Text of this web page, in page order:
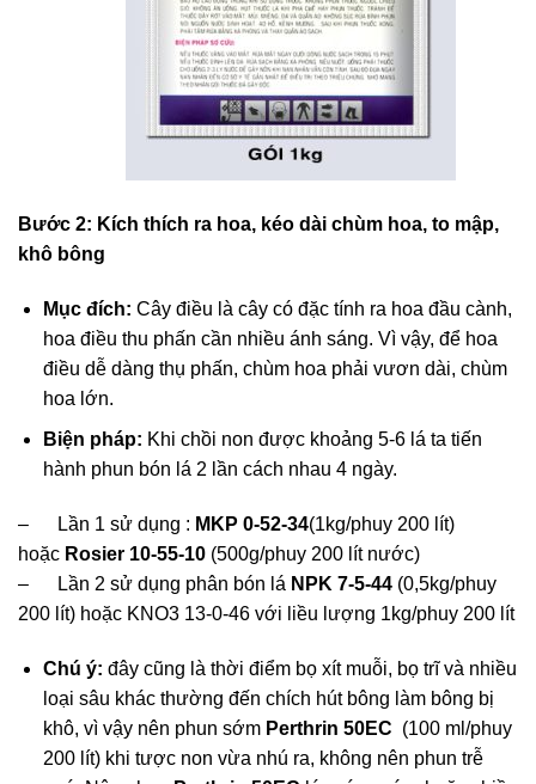
Bước 2: Kích thích ra hoa, kéo dài chùm hoa, to mập,
khô bông
Mục đích: Cây điều là cây có đặc tính ra hoa đầu cành,
hoa điều thu phấn cần nhiều ánh sáng. Vì vậy, để hoa
điều dễ dàng thụ phấn, chùm hoa phải vươn dài, chùm
hoa lớn.
Biện pháp: Khi chồi non được khoảng 5-6 lá ta tiến
hành phun bón lá 2 lần cách nhau 4 ngày.
– Lần 1 sử dụng : MKP 0-52-34(1kg/phuy 200 lít)
hoặc Rosier 10-55-10 (500g/phuy 200 lít nước)
– Lần 2 sử dụng phân bón lá NPK 7-5-44 (0,5kg/phuy
200 lít) hoặc KNO3 13-0-46 với liều lượng 1kg/phuy 200 lít
Chú ý: đây cũng là thời điểm bọ xít muỗi, bọ trĩ và nhiều
loại sâu khác thường đến chích hút bông làm bông bị
khô, vì vậy nên phun sớm Perthrin 50EC (100 ml/phuy
200 lít) khi tược non vừa nhú ra, không nên phun trễ